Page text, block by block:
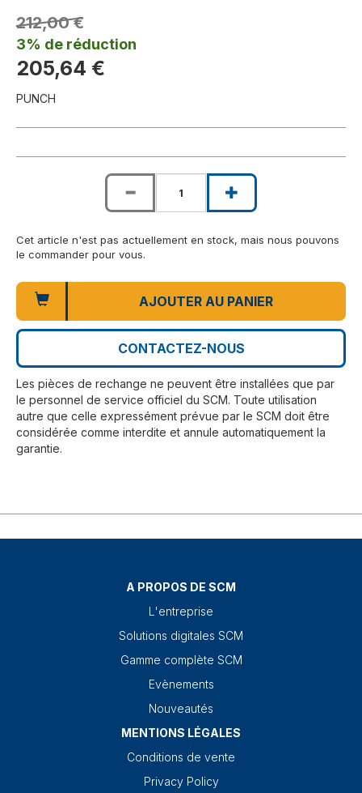
212,00 €
3% de réduction
205,64 €
PUNCH
Cet article n'est pas actuellement en stock, mais nous pouvons
le commander pour vous.
AJOUTER AU PANIER
CONTACTEZ-NOUS
Les pièces de rechange ne peuvent être installées que par
le personnel de service officiel du SCM. Toute utilisation
autre que celle expressément prévue par le SCM doit être
considérée comme interdite et annule automatiquement la
garantie.
A PROPOS DE SCM
L'entreprise
Solutions digitales SCM
Gamme complète SCM
Evènements
Nouveautés
MENTIONS LÉGALES
Conditions de vente
Privacy Policy